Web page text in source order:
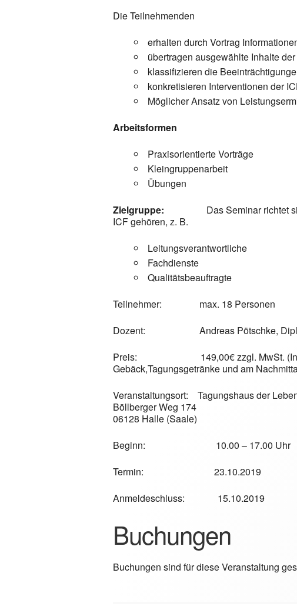
Die Teilnehmenden
erhalten durch Vortrag
übertragen ausgewählte Inhalte
klassifizieren die
konkretisieren Interventionen der
Möglicher Ansatz von
Arbeitsformen
Praxisorientierte Vorträge
Kleingruppenarbeit
Übungen
Zielgruppe: Das Seminar richtet sich
ICF gehören, z. B.
Leitungsverantwortliche
Fachdienste
Qualitätsbeauftragte
Teilnehmer: max. 18 Personen
Dozent: Andreas Pötschke, Dipl.
Preis:
149,00€ zzgl.
Gebäck,Tagungsgetränke und am
Veranstaltungsort: Tagungshaus der
Böllberger Weg 174
06128 Halle (Saale)
Beginn:
10.00 – 17.00 Uhr
Termin: 23.10.2019
Anmeldeschluss: 15.10.2019
Buchungen
Buchungen sind für diese Veranstaltung